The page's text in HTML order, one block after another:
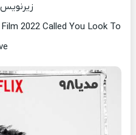
2022 Called You Look To